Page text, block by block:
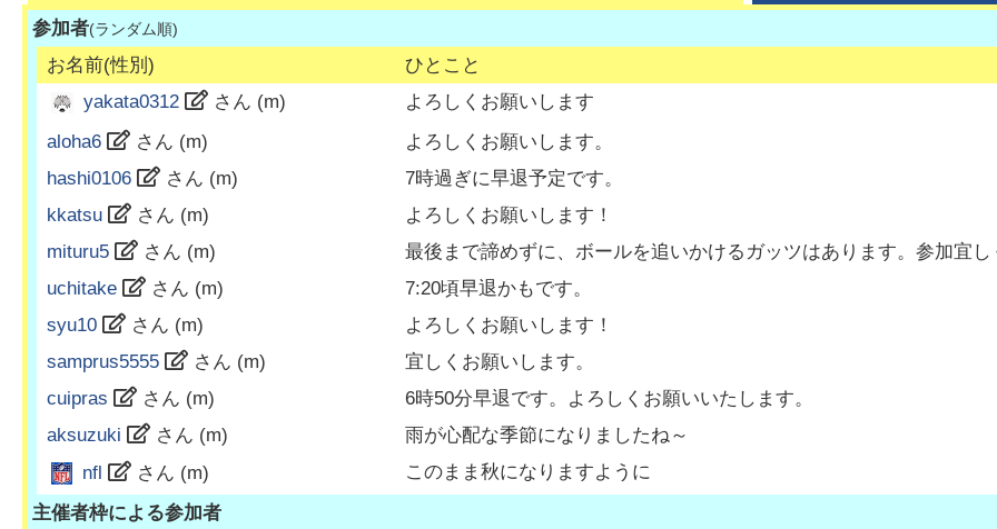
参加者(ランダム順)
お名前(性別)
ひとこと
yakata0312
さん (m)
よろしくお願いします
aloha6
さん (m)
よろしくお願いします。
hashi0106
さん (m)
7時過ぎに早退予定です。
kkatsu
さん (m)
よろしくお願いします！
mituru5
さん (m)
最後まで諦めずに、ボールを追いかけるガッツはあります。参加宜し
uchitake
さん (m)
7:20頃早退かもです。
syu10
さん (m)
よろしくお願いします！
samprus5555
さん (m)
宜しくお願いします。
cuipras
さん (m)
6時50分早退です。よろしくお願いいたします。
aksuzuki
さん (m)
雨が心配な季節になりましたね～
nfl
さん (m)
このまま秋になりますように
主催者枠による参加者